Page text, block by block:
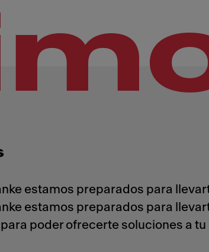
estamos preparados para
estamos preparados para